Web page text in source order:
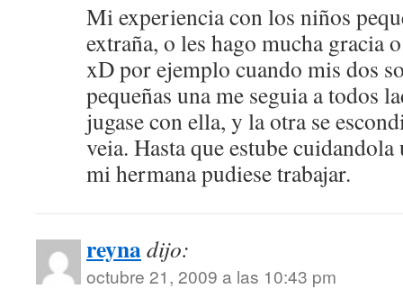
Mi experiencia con los niños
extraña, o les hago mucha
xD por ejemplo cuando mis dos
pequeñas una me seguia a todos
jugase con ella, y la otra se
veia. Hasta que estube cuidandola
mi hermana pudiese trabajar.
reynadijo:
octubre 21, 2009 a las 10:43 pm